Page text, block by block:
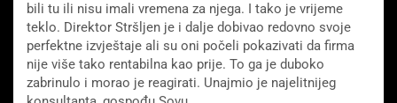
bili tu ili nisu imali vremena za njega. I tako je vrijeme
teklo. Direktor Stršljen je i dalje dobivao redovno svoje
perfektne izvještaje ali su oni počeli pokazivati da firma
nije više tako rentabilna kao prije. To ga je duboko
zabrinulo i morao je reagirati. Unajmio je najelitnijeg